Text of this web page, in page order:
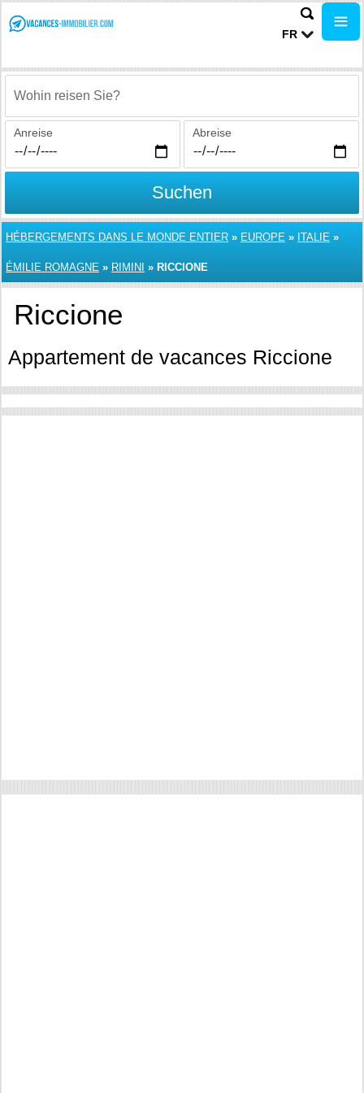
FR
Wohin reisen Sie?
Anreise Abreise
Suchen
HÉBERGEMENTS DANS LE MONDE ENTIER » EUROPE » ITALIE »
ÉMILIE ROMAGNE » RIMINI » RICCIONE
Riccione
Appartement de vacances Riccione